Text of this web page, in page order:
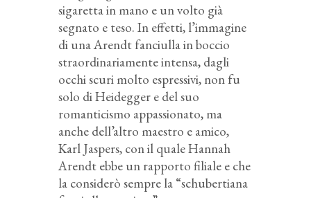
sigaretta in mano e un volto già
segnato e teso. In effetti, l’immagine
di una Arendt fanciulla in boccio
straordinariamente intensa, dagli
occhi scuri molto espressivi, non fu
solo di Heidegger e del suo
romanticismo appassionato, ma
anche dell’altro maestro e amico,
Karl Jaspers, con il quale Hannah
Arendt ebbe un rapporto filiale e che
la considerò sempre la “schubertiana